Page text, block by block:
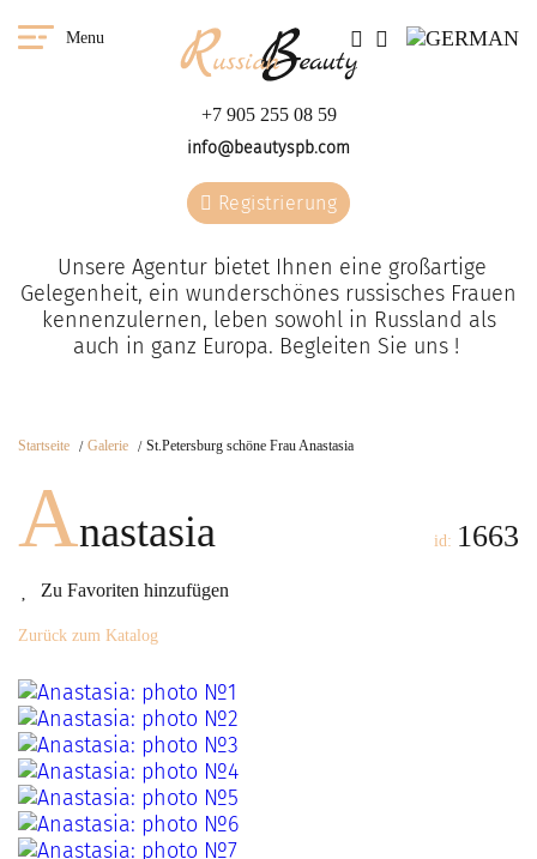
Menu
+7 905 255 08 59
info@beautyspb.com
Registrierung
Unsere Agentur bietet Ihnen eine großartige
Gelegenheit, ein wunderschönes russisches Frauen
kennenzulernen, leben sowohl in Russland als
auch in ganz Europa. Begleiten Sie uns !
Startseite Galerie St.Petersburg schöne Frau Anastasia
Anastasia
Zu Favoriten hinzufügen
id: 1663
Zurück zum Katalog